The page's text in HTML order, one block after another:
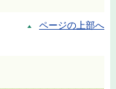
ページの上部へ